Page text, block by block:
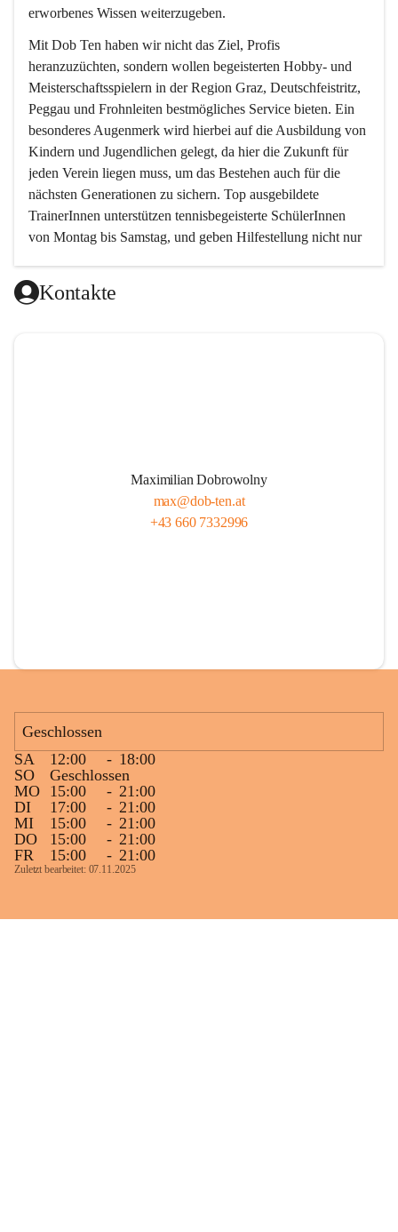
erworbenes Wissen weiterzugeben.
Mit Dob Ten haben wir nicht das Ziel, Profis
heranzuzüchten, sondern wollen begeisterten Hobby- und
Meisterschaftsspielern in der Region Graz, Deutschfeistritz,
Peggau und Frohnleiten bestmögliches Service bieten. Ein
besonderes Augenmerk wird hierbei auf die Ausbildung von
Kindern und Jugendlichen gelegt, da hier die Zukunft für
jeden Verein liegen muss, um das Bestehen auch für die
nächsten Generationen zu sichern. Top ausgebildete
TrainerInnen unterstützen tennisbegeisterte SchülerInnen
von Montag bis Samstag, und geben Hilfestellung nicht nur
Da das taktische Element im Tennis von sehr vielen
Kontakte
Maximilian Dobrowolny
max@dob-ten.at
+43 660 7332996
Geschlossen
SA
12:00 - 18:00
SO
Geschlossen
MO 15:00 - 21:00
DI
17:00 - 21:00
MI
15:00 - 21:00
DO
15:00 - 21:00
FR
15:00 - 21:00
Zuletzt bearbeitet: 07.11.2025